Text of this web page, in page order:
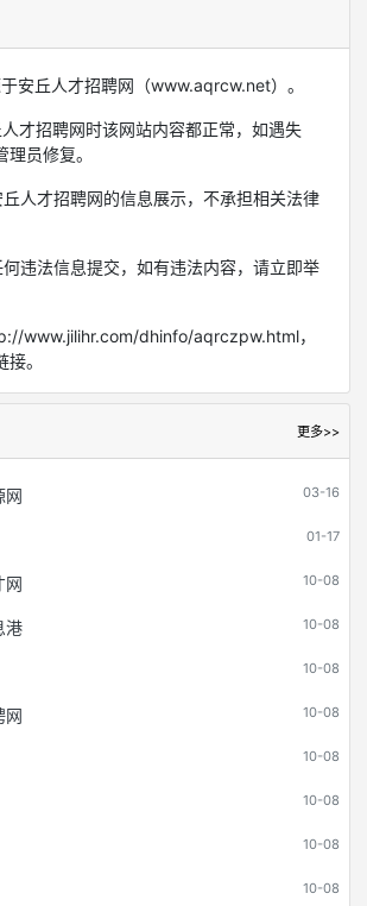
更多>>
网 03-16
01-17
网 10-08
港 10-08
10-08
网 10-08
10-08
10-08
10-08
10-08
安丘人才招聘网（www.aqrcw.net）。
才招聘网时该网站内容都正常，如遇失
员修复。
人才招聘网的信息展示，不承担相关法律
违法信息提交，如有违法内容，请立即举
www.jilihr.com/dhinfo/aqrczpw.html，
。